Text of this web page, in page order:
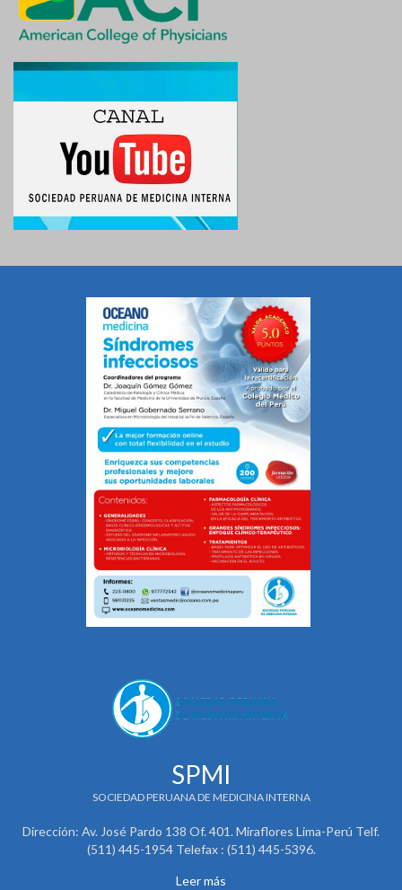
SPMI
SOCIEDAD PERUANA DE MEDICINA INTERNA
Dirección: Av. José Pardo 138 Of. 401. Miraflores Lima-Perú Telf.
(511) 445-1954 Telefax : (511) 445-5396.
Leer más